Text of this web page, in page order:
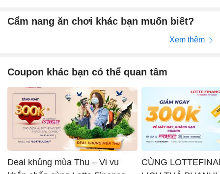
Cẩm nang ăn chơi khác bạn muốn biết?
Xem thêm
Coupon khác bạn có thể quan tâm
Deal khủng mùa Thu – Vi vu
CÙNG